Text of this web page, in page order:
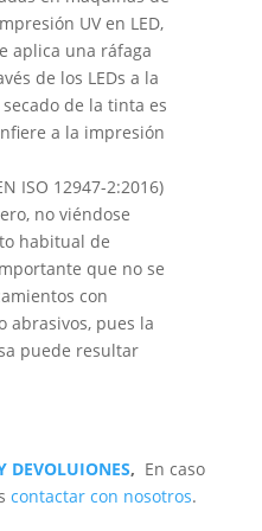
UV en LED,
aplica una ráfaga
de los LEDs a la
de la tinta es
a la impresión
ISO 12947-2:2016)
no viéndose
habitual de
que no se
con
abrasivos, pues la
puede resultar
DEVOLUIONES, En caso
contactar con nosotros.